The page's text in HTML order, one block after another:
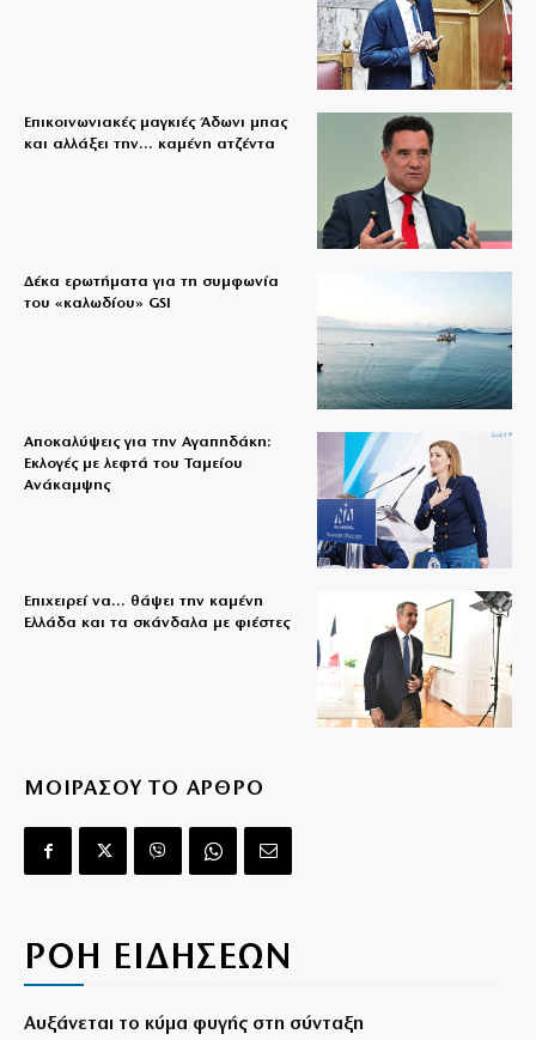
Επικοινωνιακές μαγκιές Άδωνι μπας
και αλλάξει την… καμένη ατζέντα
Δέκα ερωτήματα για τη συμφωνία
του «καλωδίου» GSI
Αποκαλύψεις για την Αγαπηδάκη:
Εκλογές με λεφτά του Ταμείου
Ανάκαμψης
Επιχειρεί να… θάψει την καμένη
Ελλάδα και τα σκάνδαλα με φιέστες
ΜΟΙΡΑΣΟΥ ΤΟ ΑΡΘΡΟ
ΡΟΗ ΕΙΔΗΣΕΩΝ
Αυξάνεται το κύμα φυγής στη σύνταξη